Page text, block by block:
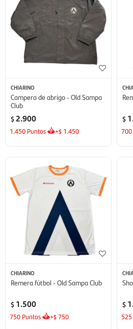
CHIARINO
Campera de abrigo - Old Sampa
Club
$ 2.900
1.450 Puntos +$ 1.450
$
700
CHIARINO
Remera fútbol - Old Sampa Club
$ 1.500
750 Puntos +$750
$
525